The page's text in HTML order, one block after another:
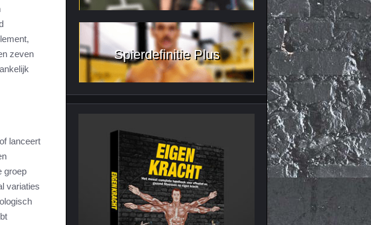
zeven
lanceert
groep
variaties
Spierdefinitie Plus